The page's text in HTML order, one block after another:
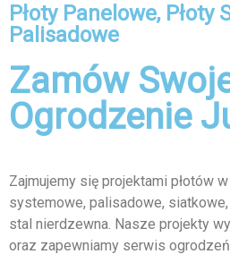
Płoty Panelowe, Płoty
Palisadowe
Zamów
Ogrodzenie
Zajmujemy się projektami płotów
systemowe, palisadowe,
stal nierdzewna. Nasze projekty
oraz zapewniamy serwis